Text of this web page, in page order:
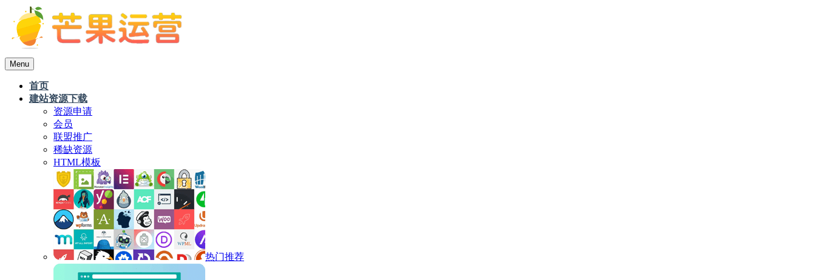
Menu
首页
建站资源下载
资源申请
会员
联盟推广
稀缺资源
HTML模板
热门推荐